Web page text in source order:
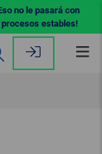
no le pasará con
estables!